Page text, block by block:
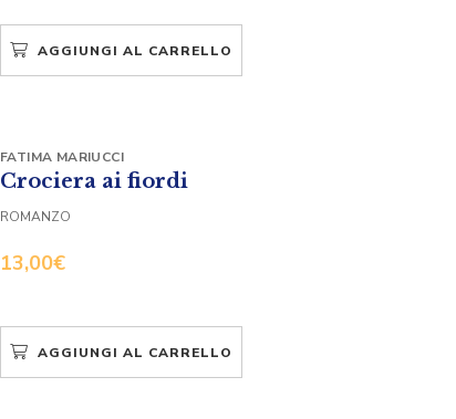
AGGIUNGI AL CARRELLO
Crociera ai fiordi
13,00€
FATIMA MARIUCCI
ROMANZO
AGGIUNGI AL CARRELLO